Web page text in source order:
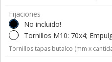
Fijaciones
No incluido!
Tornillos M10: 70x4;
Tornillos tapas butalco (mm x